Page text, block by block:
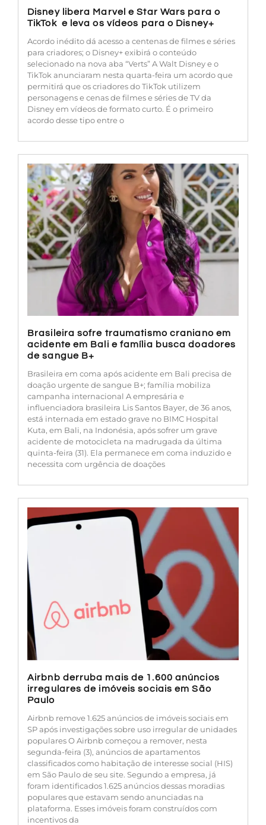
Disney libera Marvel e Star Wars para o
TikTok e leva os vídeos para o Disney+
Acordo inédito dá acesso a centenas de filmes e séries
para criadores; o Disney+ exibirá o conteúdo
selecionado na nova aba “Verts” A Walt Disney e o
TikTok anunciaram nesta quarta-feira um acordo que
permitirá que os criadores do TikTok utilizem
personagens e cenas de filmes e séries de TV da
Disney em vídeos de formato curto. É o primeiro
acordo desse tipo entre o
Brasileira sofre traumatismo craniano em
acidente em Bali e família busca doadores
de sangue B+
Brasileira em coma após acidente em Bali precisa de
doação urgente de sangue B+; família mobiliza
campanha internacional A empresária e
influenciadora brasileira Lis Santos Bayer, de 36 anos,
está internada em estado grave no BIMC Hospital
Kuta, em Bali, na Indonésia, após sofrer um grave
acidente de motocicleta na madrugada da última
quinta-feira (31). Ela permanece em coma induzido e
necessita com urgência de doações
Airbnb derruba mais de 1.600 anúncios
irregulares de imóveis sociais em São
Paulo
Airbnb remove 1.625 anúncios de imóveis sociais em
SP após investigações sobre uso irregular de unidades
populares O Airbnb começou a remover, nesta
segunda-feira (3), anúncios de apartamentos
classificados como habitação de interesse social (HIS)
em São Paulo de seu site. Segundo a empresa, já
foram identificados 1.625 anúncios dessas moradias
populares que estavam sendo anunciadas na
plataforma. Esses imóveis foram construídos com
incentivos da